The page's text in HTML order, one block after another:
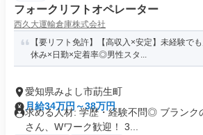
フォークリフトオペレーター
西久大運輸倉庫株式会社
【要リフト免許】【高収入×安定】未経験で
休み×日勤×定着率◎男性スタ...
愛知県みよし市莇生町
月給34万円～38万円
求める人材: 学歴・経験不問◎ ブランク
さん、Wワーク歓迎！ 3...